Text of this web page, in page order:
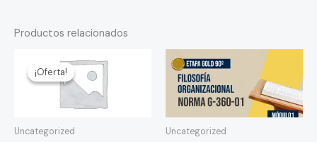
Productos relacionados
¡Oferta!
¡Oferta!
Uncategorized
precio
original
era:
precio
actual
es:
Uncategorized